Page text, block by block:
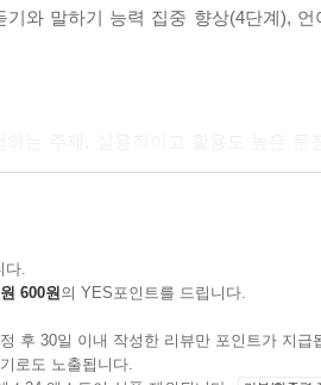
界
와 말하기 능력 집중 향상(4단계),
는 주제, 실용적이고 활용도 높은 문
습문제 등 다양한 코너를 통해 무한
않아도 각 과의 학습 내용을 마스터할
시에!
다.
600원의 YES포인트를 드립니다.
후 30일 이내 작성한 리뷰만 포인트가 지급
로도 노출됩니다.